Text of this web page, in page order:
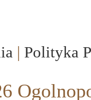
| Polityka